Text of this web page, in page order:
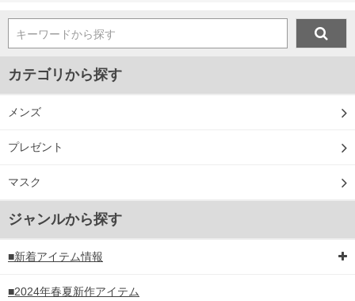
キーワードから探す
カテゴリから探す
メンズ
プレゼント
マスク
ジャンルから探す
■新着アイテム情報
■2024年春夏新作アイテム